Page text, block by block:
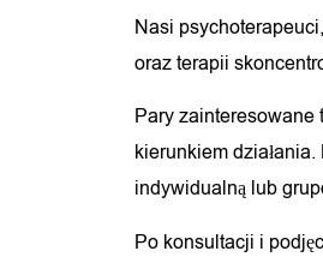
Nasi
oraz terapii
Pary zainteresowane
kierunkiem
indywidualną lub
Po konsultacji i